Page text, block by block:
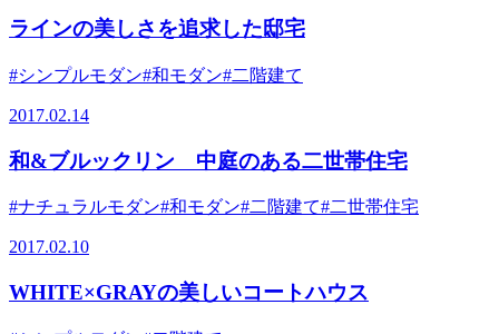
ラインの美しさを追求した邸宅
#シンプルモダン#和モダン#二階建て
2017.02.14
和&ブルックリン 中庭のある二世帯住宅
#ナチュラルモダン#和モダン#二階建て#二世帯住宅
2017.02.10
WHITE×GRAYの美しいコートハウス